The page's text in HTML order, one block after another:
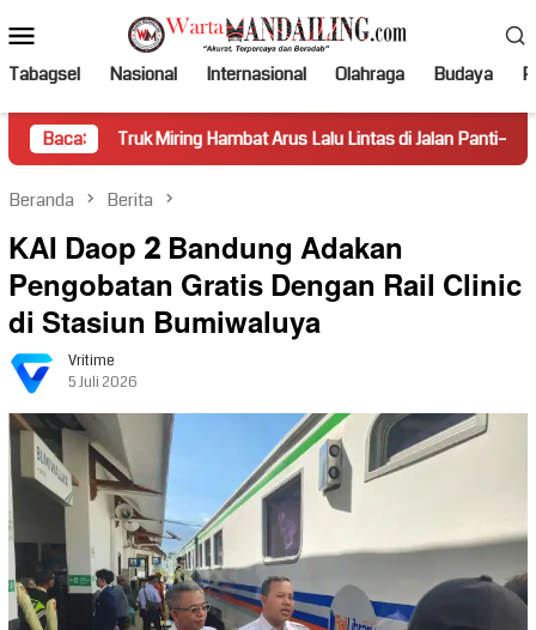
ke
kontenMobile
Tabagsel Nasional Internasional Olahraga Budaya
Baca:
Miring Hambat Arus Lalu Lintas di Jalan Panti–Simpang Empat
Beranda Berita
KAI Daop 2 Bandung Adakan
Pengobatan Gratis Dengan Rail Clinic
di Stasiun Bumiwaluya
Vritime
5 Juli 2026